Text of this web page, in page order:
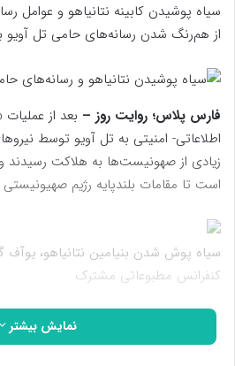
سیاه پوشیدن کابینه نتانیاهو و عوامل
از هم‌رنگ شدن رسانه‌های حامی تل آویو
فارس پلاس؛ روایت روز – بعد از
اطلاعاتی- امنیتی به تل آویو توسط
زیادی از صهونیست‌ها به هلاکت
است تا مقامات بلندپایه رژیم
سیاه پوش شدن بنیامین نتانیاهو، یوآف
کنفرانس مطبوعاتی مشترک
سیاه‌پوش شدن رسانه‌های حامینمایش بیشتر